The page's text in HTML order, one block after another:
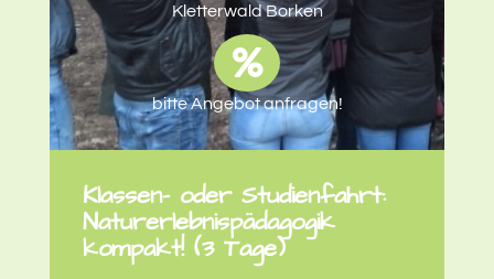
Kletterwald Borken
bitte Angebot anfragen!
Klassen- oder Studienfahrt:
Naturerlebnispädagogik
kompakt! (3 Tage)